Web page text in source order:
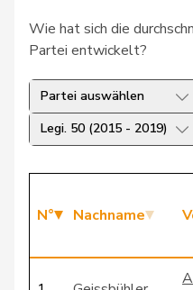
Wie hat sich die
Partei entwickelt?
Partei auswählen
Legi. 50 (2015 - 2019)
N° Nachname